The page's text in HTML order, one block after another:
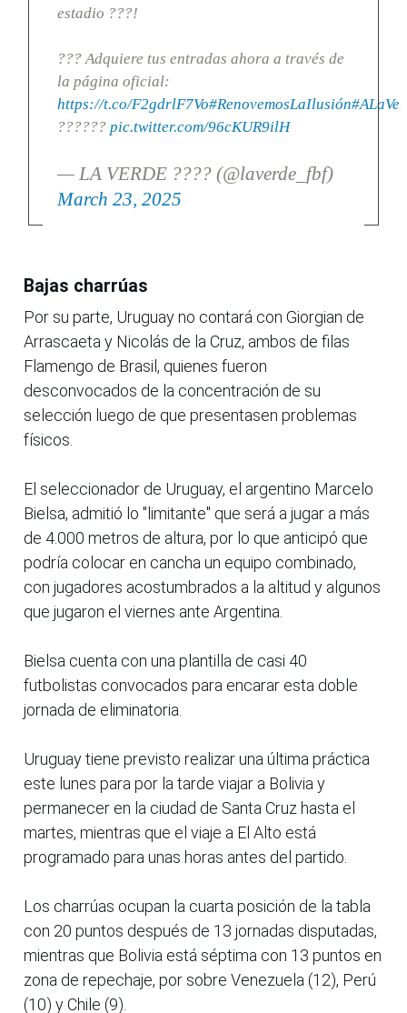
estadio ???!
??? Adquiere tus entradas ahora a través de
la página oficial:
https://t.co/F2gdrlF7Vo#RenovemosLaIlusión
?????? pic.twitter.com/96cKUR9ilH
— LA VERDE ???? (@laverde_fbf)
March 23, 2025
Bajas charrúas
Por su parte, Uruguay no contará con Giorgian de
Arrascaeta y Nicolás de la Cruz, ambos de filas
Flamengo de Brasil, quienes fueron
desconvocados de la concentración de su
selección luego de que presentasen problemas
físicos.
El seleccionador de Uruguay, el argentino Marcelo
Bielsa, admitió lo "limitante" que será a jugar a más
de 4.000 metros de altura, por lo que anticipó que
podría colocar en cancha un equipo combinado,
con jugadores acostumbrados a la altitud y algunos
que jugaron el viernes ante Argentina.
Bielsa cuenta con una plantilla de casi 40
futbolistas convocados para encarar esta doble
jornada de eliminatoria.
Uruguay tiene previsto realizar una última práctica
este lunes para por la tarde viajar a Bolivia y
permanecer en la ciudad de Santa Cruz hasta el
martes, mientras que el viaje a El Alto está
programado para unas horas antes del partido.
Los charrúas ocupan la cuarta posición de la tabla
con 20 puntos después de 13 jornadas disputadas,
mientras que Bolivia está séptima con 13 puntos en
zona de repechaje, por sobre Venezuela (12), Perú
(10) y Chile (9).